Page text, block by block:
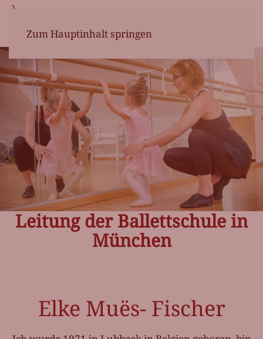
Zum Hauptinhalt springen
Leitung der Ballettschule in
München
Elke Muës- Fischer